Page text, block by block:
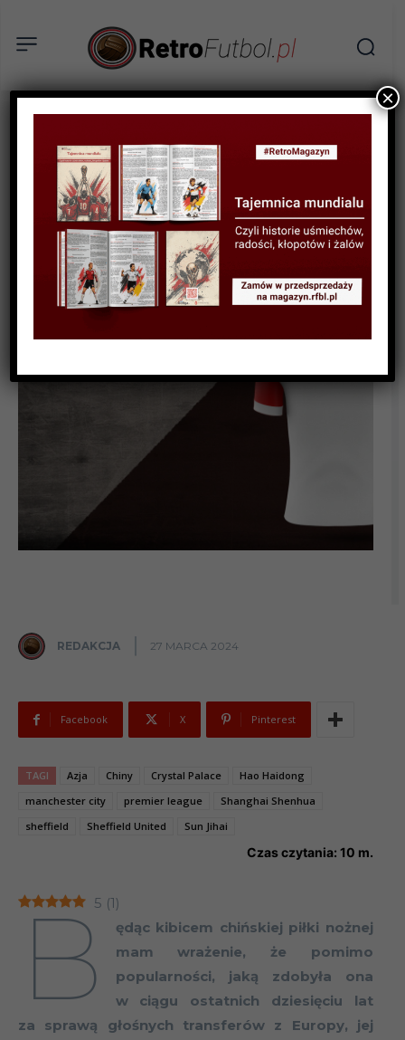
BIOGRAFIE PIŁKARZY
Sun Jihai – obywatel z
dalekiego kraju
REDAKCJA 27 MARCA 2024
Facebook X Pinterest
TAGI Azja Chiny Crystal Palace
Hao Haidong
manchester city
premier league
Shanghai Shenhua
sheffield
Sheffield United Sun Jihai
Czas czytania: 10 m.
5 (1)
B
ędąc kibicem chińskiej piłki nożnej
mam wrażenie, że pomimo
popularności, jaką zdobyła ona
w ciągu ostatnich dziesięciu lat
za sprawą głośnych transferów z Europy, jej
×